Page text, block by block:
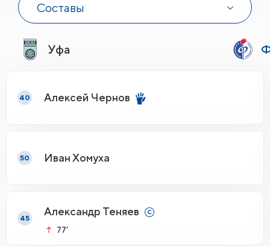
Составы
Уфа
40 Алексей Чернов
50 Иван Хомуха
45
Александр Теняев
77’